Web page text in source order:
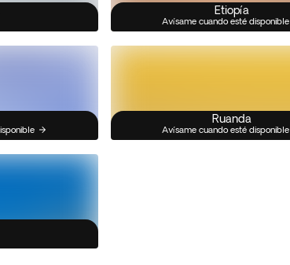
Etiopía
Avísame cuando esté disponible
Ruanda
Avísame cuando esté disponible